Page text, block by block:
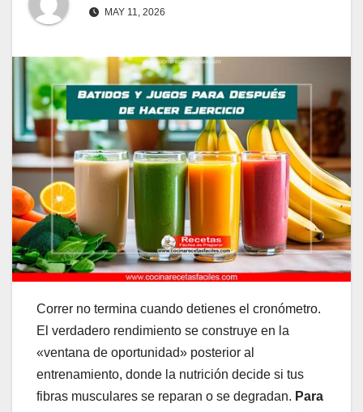
MAY 11, 2026
Correr no termina cuando detienes el cronómetro.
El verdadero rendimiento se construye en la
«ventana de oportunidad» posterior al
entrenamiento, donde la nutrición decide si tus
fibras musculares se reparan o se degradan. Para